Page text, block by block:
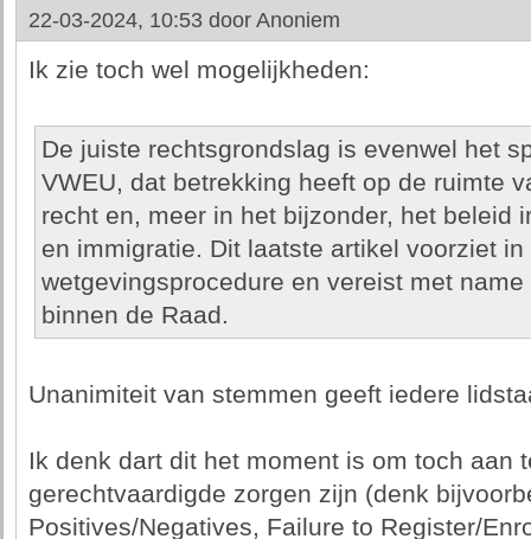
22-03-2024, 10:53 door Anoniem
Ik zie toch wel mogelijkheden:
De juiste rechtsgrondslag is evenwel het
VWEU, dat betrekking heeft op de ruimte
recht en, meer in het bijzonder, het beleid
en immigratie. Dit laatste artikel voorziet
wetgevingsprocedure en vereist met
binnen de Raad.
Unanimiteit van stemmen geeft iedere
Ik denk dart dit het moment is om toch aan
gerechtvaardigde zorgen zijn (denk
Positives/Negatives, Failure to Register/